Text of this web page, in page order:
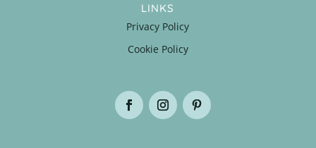
LINKS
Privacy Policy
Cookie Policy